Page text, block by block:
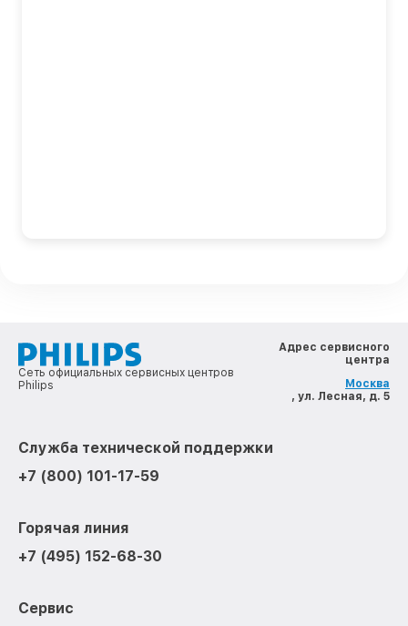
Сеть официальных сервисных центров
Philips
Адрес сервисного
центра
Москва
, ул. Лесная, д. 5
Служба технической поддержки
+7 (800) 101-17-59
Горячая линия
+7 (495) 152-68-30
Сервис